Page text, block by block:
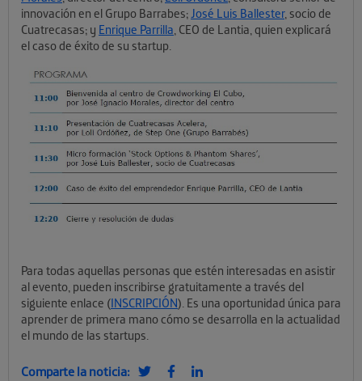
innovación en el Grupo Barrabes;José Luis Ballester, socio de
Cuatrecasas; y Enrique Parrilla, CEO de Lantia, quien explicará
el caso de éxito de su startup.
Para todas aquellas personas que estén interesadas en asistir
al evento, pueden inscribirse gratuitamente a través del
siguiente enlace (INSCRIPCIÓN). Es una oportunidad única para
aprender de primera mano cómo se desarrolla en la actualidad
el mundo de las startups.
Comparte la noticia: